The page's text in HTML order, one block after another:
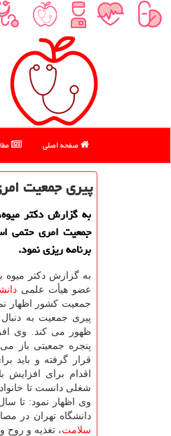
صفحه اصلی
پیری جمعیت
به گزارش دکتر
جمعیت امری حتمی
برنامه ریزی نمود.
به گزارش دکتر
عضو هیأت علمی
جمعیت کشور اظهار
ظهور می کند. وی
پنجره جمعیتی باز
قرار گرفته و باید
اقدام برای افزایش
شغلی دانست تا
دانشگاه تهران در
سلامت، تغذیه و روح